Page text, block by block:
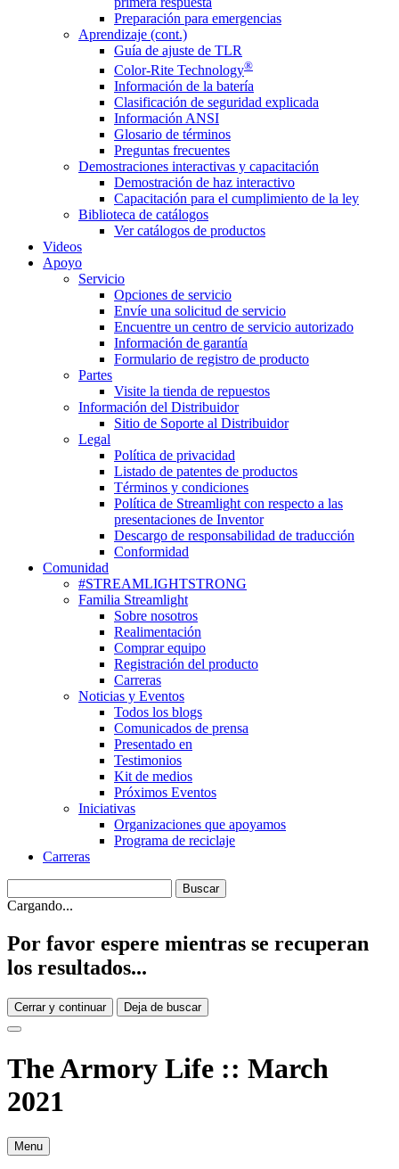
Preparación para emergencias
Aprendizaje (cont.)
Guía de ajuste de TLR
Color-Rite Technology®
Información de la batería
Clasificación de seguridad explicada
Información ANSI
Glosario de términos
Preguntas frecuentes
Demostraciones interactivas y capacitación
Demostración de haz interactivo
Capacitación para el cumplimiento de la ley
Biblioteca de catálogos
Ver catálogos de productos
Videos
Apoyo
Servicio
Opciones de servicio
Envíe una solicitud de servicio
Encuentre un centro de servicio autorizado
Información de garantía
Formulario de registro de producto
Partes
Visite la tienda de repuestos
Información del Distribuidor
Sitio de Soporte al Distribuidor
Legal
Política de privacidad
Listado de patentes de productos
Términos y condiciones
Política de Streamlight con respecto a las
presentaciones de Inventor
Descargo de responsabilidad de traducción
Conformidad
Comunidad
#STREAMLIGHTSTRONG
Familia Streamlight
Sobre nosotros
Realimentación
Comprar equipo
Registración del producto
Carreras
Noticias y Eventos
Todos los blogs
Comunicados de prensa
Presentado en
Testimonios
Kit de medios
Próximos Eventos
Iniciativas
Organizaciones que apoyamos
Programa de reciclaje
Carreras
Cargando...
Por favor espere mientras se recuperan
los resultados...
Cerrar y continuar Deja de buscar
The Armory Life :: March
2021
Menu